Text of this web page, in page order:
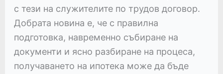
с тези на служителите по трудов договор.
Добрата новина е, че с правилна
подготовка, навременно събиране на
документи и ясно разбиране на процеса,
получаването на ипотека може да бъде